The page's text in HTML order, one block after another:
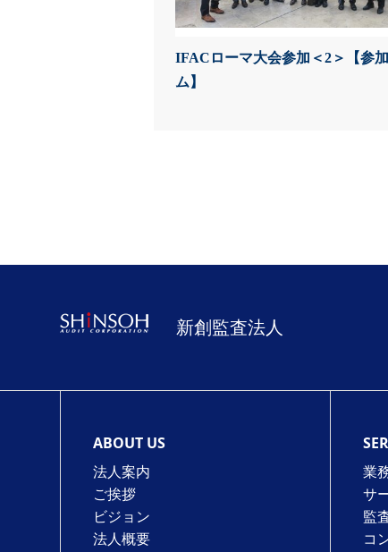
IFACローマ大会参加＜2＞【参
ム】
新創監査法人
ABOUT US
法人案内
ご挨拶
ビジョン
法人概要
業
サ
監
コ